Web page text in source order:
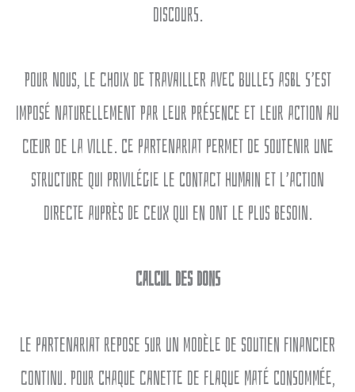
discours.
Pour nous, le choix de travailler avec Bulles ASBL s’est
imposé naturellement par leur présence et leur action au
cœur de la ville. Ce partenariat permet de soutenir une
structure qui privilégie le contact humain et l’action
directe auprès de ceux qui en ont le plus besoin.
Calcul des Dons
Le partenariat repose sur un modèle de soutien financier
continu. Pour chaque canette de Flaque Maté consommée,